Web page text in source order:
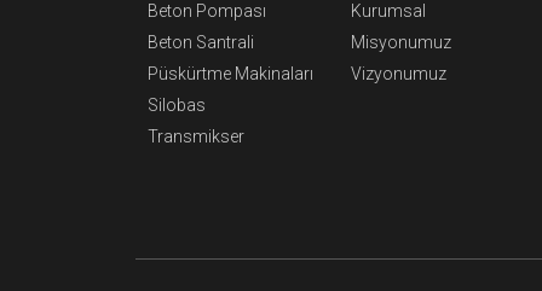
Beton Pompası
Beton Santrali
Püskürtme Makinaları
Silobas
Transmikser
Kurumsal
Misyonumuz
Vizyonumuz